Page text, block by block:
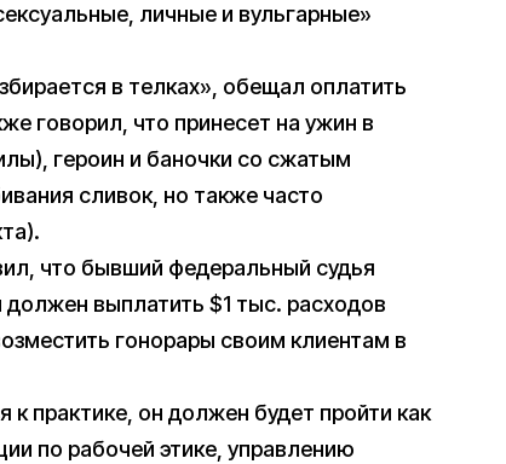
личные и вульгарные»
в телках», обещал оплатить
говорил, что принесет на ужин в
героин и баночки со сжатым
сливок, но также часто
что бывший федеральный судья
должен выплатить $1 тыс. расходов
гонорары своим клиентам в
к практике, он должен будет пройти как
по рабочей этике, управлению